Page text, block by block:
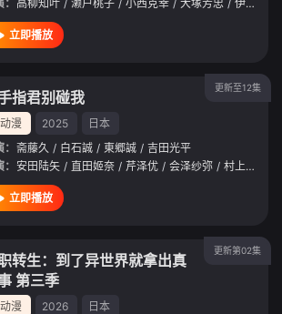
高柳知叶 / 濑户桃子 / 小西克幸 / 大塚芳忠 / 伊濑茉莉也
立即播放
更新至12集
指君别碰我
动漫 2025
日本
斋藤久 / 白石誠 / 東郷誠 / 吉田光平
安田陆矢 / 直田姬奈 / 芹泽优 / 会泽纱弥 / 村上真夏
立即播放
更新第02集
转生：到了异世界就拿出真
第三季
动漫 2026
日本